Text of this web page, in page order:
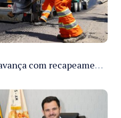
Prefeitura de Manaus avança com recapeamento no Parque Rio Solimões e cobre cerca de 30 ruas